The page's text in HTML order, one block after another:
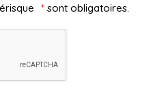
* sont obligatoires.